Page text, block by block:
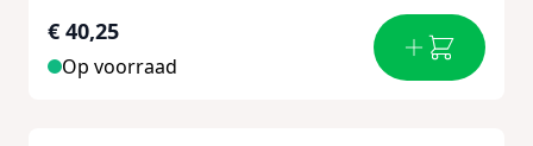
€ 40,25
Op voorraad